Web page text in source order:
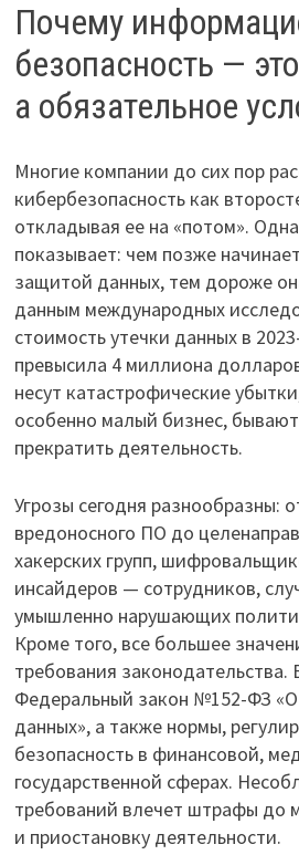
Почему
безопасность —
а обязательное
Многие компании до сих пор
кибербезопасность как
откладывая ее на «потом».
показывает: чем позже
защитой данных, тем дороже
данным международных
стоимость утечки данных в
превысила 4 миллиона
несут катастрофические
особенно малый бизнес,
прекратить деятельность.
Угрозы сегодня разнообразны:
вредоносного ПО до
хакерских групп,
инсайдеров — сотрудников,
умышленно нарушающих
Кроме того, все большее
требования законодательства.
Федеральный закон №152-ФЗ «О
данных», а также нормы,
безопасность в финансовой,
государственной сферах.
требований влечет штрафы до
и приостановку деятельности.